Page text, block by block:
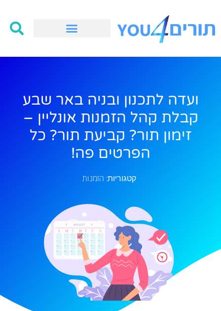
ועדה לתכנון ובניה באר שבע
קבלת קהל הזמנות אונליין –
זימון תור? קביעת תור? כל
הפרטים פה!
קטגוריות: הזמנות